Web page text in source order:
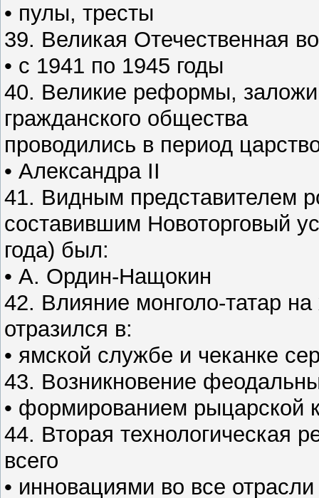
• пулы, тресты
39. Великая Отечественная
• с 1941 по 1945 годы
40. Великие реформы,
гражданского общества
проводились в период
• Александра II
41. Видным представителем
составившим Новоторговый
года) был:
• А. Ордин-Нащокин
42. Влияние монголо-татар
отразился в:
• ямской службе и чеканке
43. Возникновение
• формированием рыцарской
44. Вторая технологическая
всего
• инновациями во все